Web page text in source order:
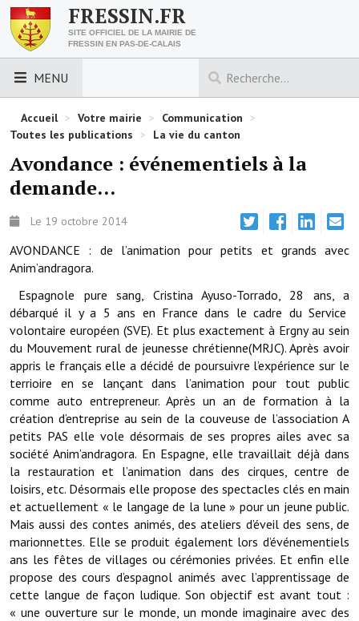
FRESSIN.FR
SITE OFFICIEL DE LA MAIRIE DE
FRESSIN EN PAS-DE-CALAIS
MENU
LES ESSENTIELS
Découvrez Fressin
Venir à Fressin
Urbanisme
Nous contacter
Les foulées fressinoises
ACCÈS RAPIDE
Démarches administratives
Projets et travaux en cours
Fêtes et manifestations
Numéros d'urgence
Terrains et maisons à vendre
VOTRE MAIRIE
Elus et agents
Accueil > Votre mairie > Communication >
Toutes les publications > La vie du canton
Avondance : événementiels à la
demande...
Le 19 octobre 2014
AVONDANCE : de l’animation pour petits et grands avec
Anim’andragora.
Espagnole pure sang, Cristina Ayuso-Torrado, 28 ans, a
débarqué il y a 5 ans en France dans le cadre du Service
volontaire européen (SVE). Et plus exactement à Ergny au sein
du Mouvement rural de jeunesse chrétienne(MRJC). Après avoir
appris le français elle a décidé de poursuivre l’expérience sur le
terrioire en se lançant dans l’animation pour tout public
comme auto entrepreneur. Après un an de formation à la
création d’entreprise au sein de la couveuse de l’association A
petits PAS elle vole désormais de ses propres ailes avec sa
société Anim’andragora. En Espagne, elle travaillait déjà dans
la restauration et l’animation dans des cirques, centre de
loisirs, etc. Désormais elle propose des spectacles clés en main
et actuellement « le langage de la lune » pour un jeune public.
Mais aussi des contes animés, des ateliers d’éveil des sens, de
marionnettes. Elle se produit également lors d’événementiels
ans les fêtes de villages ou cérémonies privées. Et enfin elle
propose des cours d’espagnol animés avec l’apprentissage de
cette langue de façon ludique. Son objectif est avant tout :
« une ouverture sur le monde, un monde imaginaire avec des